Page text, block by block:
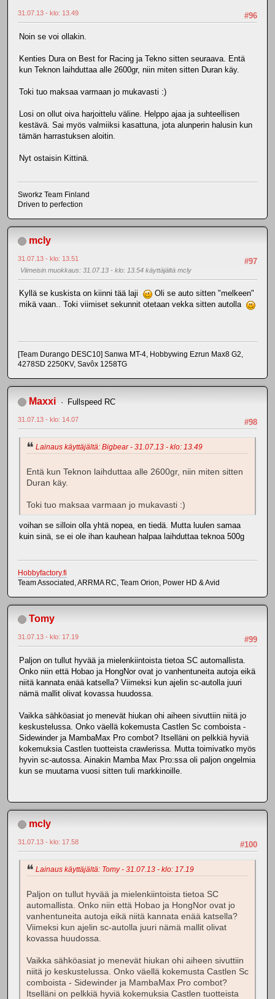
#96
31.07.13 - klo: 13.49
Noin se voi ollakin.
Kenties Dura on Best for Racing ja Tekno sitten seuraava. Entä
kun Teknon laihduttaa alle 2600gr, niin miten sitten Duran käy.
Toki tuo maksaa varmaan jo mukavasti :)
Losi on ollut oiva harjoittelu väline. Helppo ajaa ja suhteellisen
kestävä. Sai myös valmiiksi kasattuna, jota alunperin halusin kun
tämän harrastuksen aloitin.
Nyt ostaisin Kittinä.
Sworkz Team Finland
Driven to perfection
mcly
#97
31.07.13 - klo: 13.51
Viimeisin muokkaus: 31.07.13 - klo: 13.54 käyttäjältä mcly
Kyllä se kuskista on kiinni tää laji
Oli se auto sitten "melkeen"
mikä vaan.. Toki viimiset sekunnit otetaan vekka sitten autolla
[Team Durango DESC10] Sanwa MT-4, Hobbywing Ezrun Max8 G2,
4278SD 2250KV, Savôx 1258TG
Maxxi Fullspeed RC
#98
31.07.13 - klo: 14.07
Lainaus käyttäjältä: Bigbear - 31.07.13 - klo: 13.49
Entä kun Teknon laihduttaa alle 2600gr, niin miten sitten
Duran käy.
Toki tuo maksaa varmaan jo mukavasti :)
voihan se silloin olla yhtä nopea, en tiedä. Mutta luulen samaa
kuin sinä, se ei ole ihan kauhean halpaa laihduttaa teknoa 500g
Hobbyfactory.fi
Team Associated, ARRMA RC, Team Orion, Power HD & Avid
Tomy
#99
31.07.13 - klo: 17.19
Paljon on tullut hyvää ja mielenkiintoista tietoa SC automallista.
Onko niin että Hobao ja HongNor ovat jo vanhentuneita autoja eikä
niitä kannata enää katsella? Viimeksi kun ajelin sc-autolla juuri
nämä mallit olivat kovassa huudossa.
Vaikka sähköasiat jo menevät hiukan ohi aiheen sivuttiin niitä jo
keskustelussa. Onko väellä kokemusta Castlen Sc comboista -
Sidewinder ja MambaMax Pro combot? Itselläni on pelkkiä hyviä
kokemuksia Castlen tuotteista crawlerissa. Mutta toimivatko myös
hyvin sc-autossa. Ainakin Mamba Max Pro:ssa oli paljon ongelmia
kun se muutama vuosi sitten tuli markkinoille.
mcly
#100
31.07.13 - klo: 17.58
Lainaus käyttäjältä: Tomy - 31.07.13 - klo: 17.19
Paljon on tullut hyvää ja mielenkiintoista tietoa SC
automallista. Onko niin että Hobao ja HongNor ovat jo
vanhentuneita autoja eikä niitä kannata enää katsella?
Viimeksi kun ajelin sc-autolla juuri nämä mallit olivat
kovassa huudossa.
Vaikka sähköasiat jo menevät hiukan ohi aiheen sivuttiin
niitä jo keskustelussa. Onko väellä kokemusta Castlen Sc
comboista - Sidewinder ja MambaMax Pro combot?
Itselläni on pelkkiä hyviä kokemuksia Castlen tuotteista